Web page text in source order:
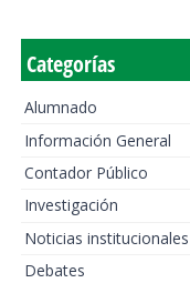
Categorías
Alumnado
Información General
Contador Público
Investigación
Noticias institucionales
Debates